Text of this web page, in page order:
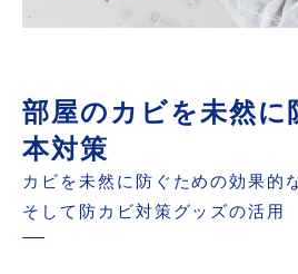
部屋のカビを未然に
本対策
カビを未然に防ぐための効果的
そして防カビ対策グッズの活用